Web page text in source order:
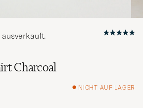
Charcoal
NICHT AUF LAGER